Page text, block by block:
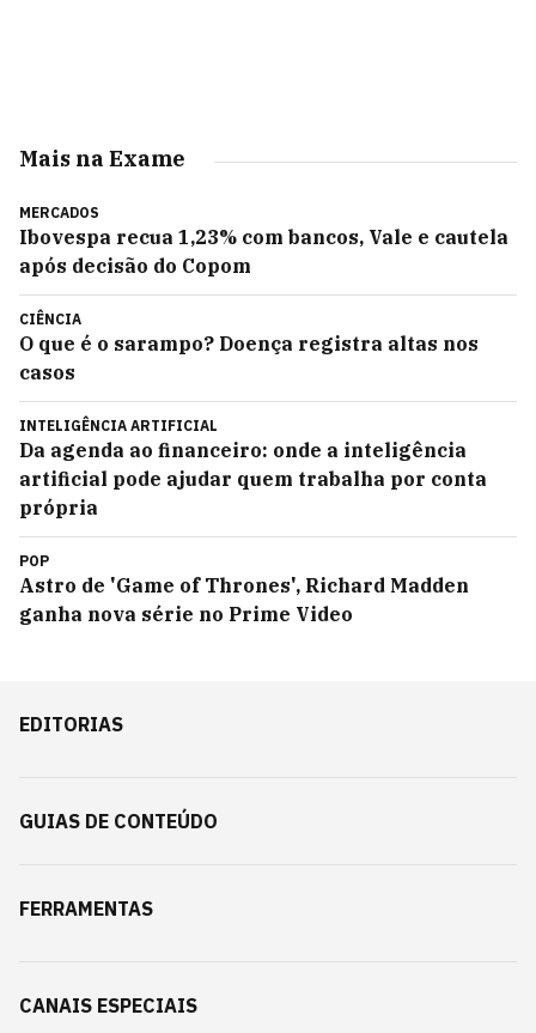
Mais na Exame
MERCADOS
Ibovespa recua 1,23% com bancos, Vale e cautela
após decisão do Copom
CIÊNCIA
O que é o sarampo? Doença registra altas nos
casos
INTELIGÊNCIA ARTIFICIAL
Da agenda ao financeiro: onde a inteligência
artificial pode ajudar quem trabalha por conta
própria
POP
Astro de 'Game of Thrones', Richard Madden
ganha nova série no Prime Video
EDITORIAS
GUIAS DE CONTEÚDO
FERRAMENTAS
CANAIS ESPECIAIS